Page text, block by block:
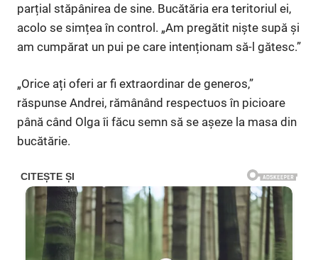
parțial stăpânirea de sine. Bucătăria era teritoriul ei,
acolo se simțea în control. „Am pregătit niște supă și
am cumpărat un pui pe care intenționam să-l gătesc.”
„Orice ați oferi ar fi extraordinar de generos,”
răspunse Andrei, rămânând respectuos în picioare
până când Olga îi făcu semn să se așeze la masa din
bucătărie.